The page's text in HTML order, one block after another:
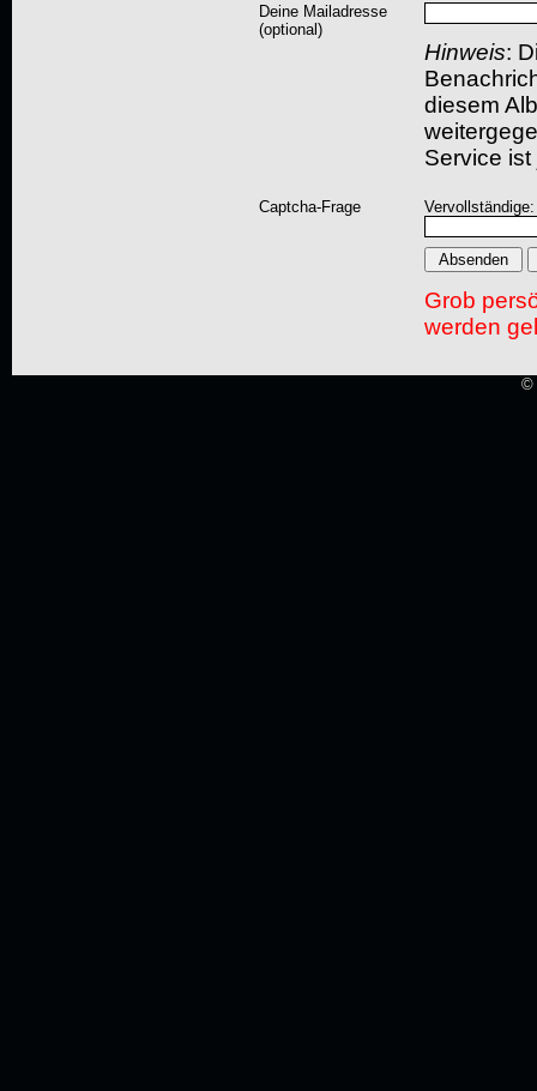
Deine Mailadresse
(optional)
Hinweis:
diesem
Service
Captcha-Frage
Grob
werden
©